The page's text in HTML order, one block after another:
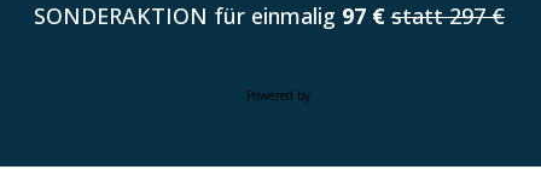
SONDERAKTION für einmalig 97 € statt 297 €
Powered by